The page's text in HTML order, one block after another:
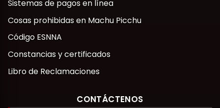
Sistemas de pagos en línea
Cosas prohibidas en Machu Picchu
Código ESNNA
Constancias y certificados
Libro de Reclamaciones
CONTÁCTENOS